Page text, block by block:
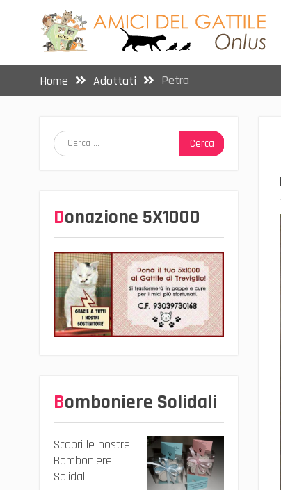
Home Adottati Petra
Ricerca
per:
Donazione 5X1000
Bomboniere Solidali
Scopri le nostre
Bomboniere
Solidali.